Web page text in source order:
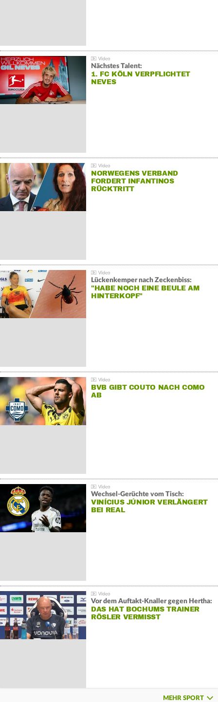
Nächstes Talent:
1. FC KÖLN VERPFLICHTET
NEVES
NORWEGENS VERBAND
FORDERT INFANTINOS
RÜCKTRITT
Lückenkemper nach Zeckenbiss:
"HABE NOCH EINE BEULE AM
HINTERKOPF"
BVB GIBT COUTO NACH COMO
AB
Wechsel-Gerüchte vom Tisch:
VINÍCIUS JÚNIOR VERLÄNGERT
BEI REAL
Vor dem Auftakt-Knaller gegen Hertha:
DAS HAT BOCHUMS TRAINER
RÖSLER VERMISST
MEHR SPORT